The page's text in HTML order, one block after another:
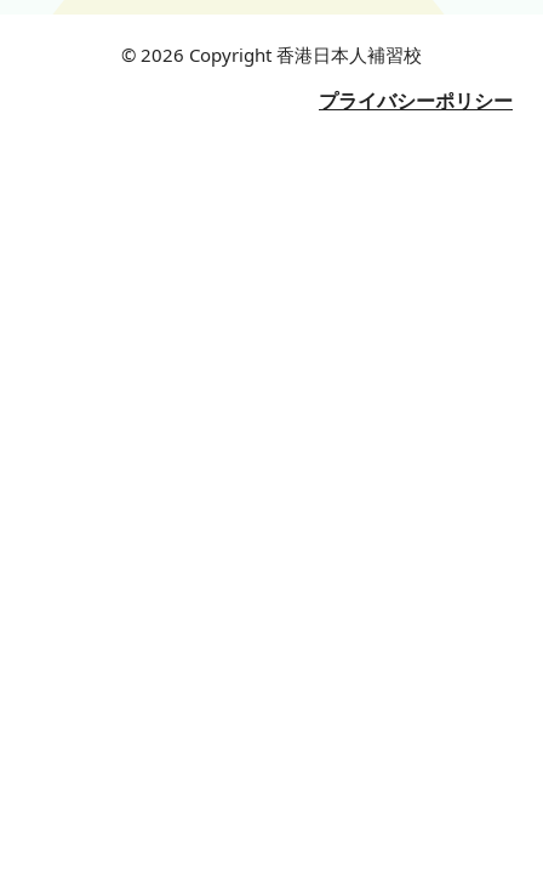
© 2026 Copyright 香港日本人補習校
プライバシーポリシー